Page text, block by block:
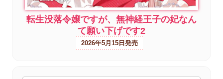
転生没落令嬢ですが、無神経王子の妃なん
て願い下げです2
2026年5月15日